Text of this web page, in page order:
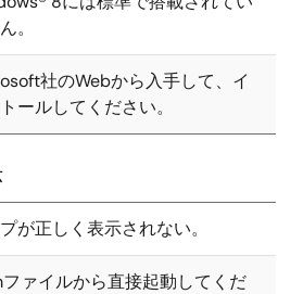
。
社のWebから入手して、イ
ールしてください。
が正しく表示されない。
ァイルから直接起動してくだ